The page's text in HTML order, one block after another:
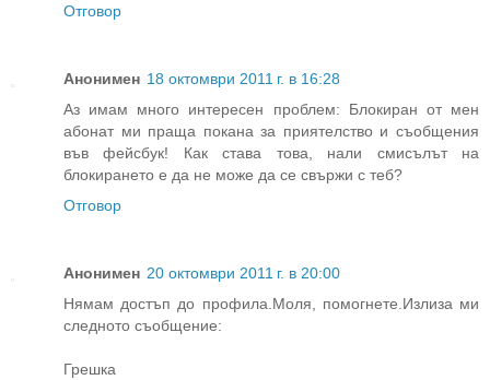
Отговор
Анонимен 18 октомври 2011 г. в 16:28
Аз имам много интересен проблем: Блокиран от мен
абонат ми праща покана за приятелство и съобщения
във фейсбук! Как става това, нали смисълът на
блокирането е да не може да се свържи с теб?
Отговор
Анонимен 20 октомври 2011 г. в 20:00
Нямам достъп до профила.Моля, помогнете.Излиза ми
следното съобщение:
Грешка